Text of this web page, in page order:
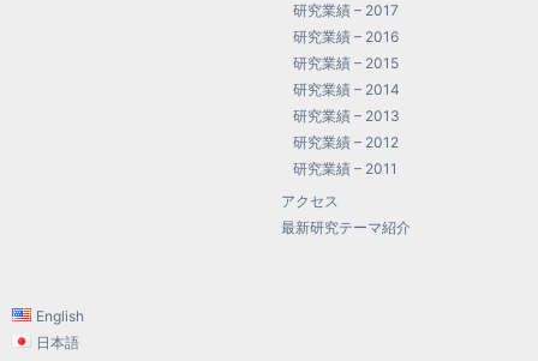
研究業績 – 2017
研究業績 – 2016
研究業績 – 2015
研究業績 – 2014
研究業績 – 2013
研究業績 – 2012
研究業績 – 2011
アクセス
最新研究テーマ紹介
English
日本語